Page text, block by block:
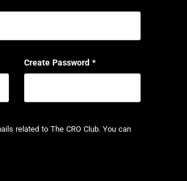
Create Password *
related to The CRO Club. You can